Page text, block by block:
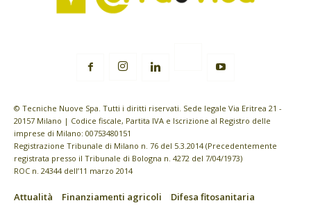
© Tecniche Nuove Spa. Tutti i diritti riservati. Sede legale Via Eritrea 21 -
20157 Milano | Codice fiscale, Partita IVA e Iscrizione al Registro delle
imprese di Milano: 00753480151
Registrazione Tribunale di Milano n. 76 del 5.3.2014 (Precedentemente
registrata presso il Tribunale di Bologna n. 4272 del 7/04/1973)
ROC n. 24344 dell’11 marzo 2014
Attualità Finanziamenti agricoli
Difesa fitosanitaria